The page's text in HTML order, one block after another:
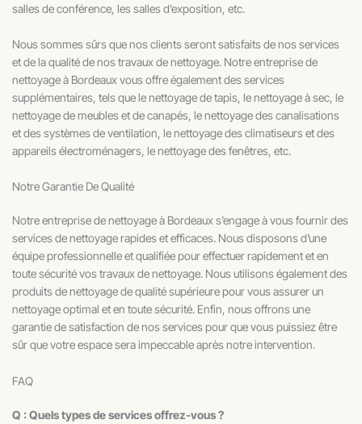
salles de conférence, les salles d’exposition, etc.
Nous sommes sûrs que nos clients seront satisfaits de nos services
et de la qualité de nos travaux de nettoyage. Notre entreprise de
nettoyage à Bordeaux vous offre également des services
supplémentaires, tels que le nettoyage de tapis, le nettoyage à sec, le
nettoyage de meubles et de canapés, le nettoyage des canalisations
et des systèmes de ventilation, le nettoyage des climatiseurs et des
appareils électroménagers, le nettoyage des fenêtres, etc.
Notre Garantie De Qualité
Notre entreprise de nettoyage à Bordeaux s’engage à vous fournir des
services de nettoyage rapides et efficaces. Nous disposons d’une
équipe professionnelle et qualifiée pour effectuer rapidement et en
toute sécurité vos travaux de nettoyage. Nous utilisons également des
produits de nettoyage de qualité supérieure pour vous assurer un
nettoyage optimal et en toute sécurité. Enfin, nous offrons une
garantie de satisfaction de nos services pour que vous puissiez être
sûr que votre espace sera impeccable après notre intervention.
FAQ
Q : Quels types de services offrez-vous ?